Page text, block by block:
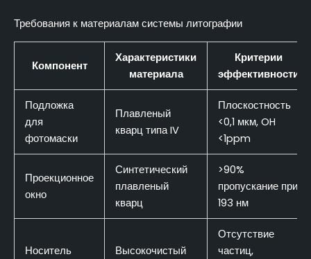
Требования к материалам системы литографии
Компонент
Характеристики
материала
Критерии
эффективности
Подложка
для
фотомаски
Плавленый
кварц типа IV
Плоскостность
<0,1 мкм, OH
<1ppm
Проекционное
окно
Синтетический
плавленый
кварц
>90%
пропускание при
193 нм
Носитель
Высокочистый
Отсутствие
частиц,